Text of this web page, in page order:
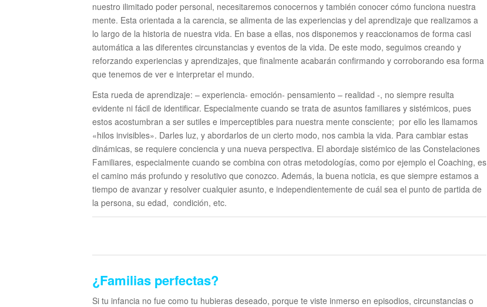
nuestro ilimitado poder personal, necesitaremos conocernos y también conocer cómo funciona nuestra
mente. Esta orientada a la carencia, se alimenta de las experiencias y del aprendizaje que realizamos a
lo largo de la historia de nuestra vida. En base a ellas, nos disponemos y reaccionamos de forma casi
automática a las diferentes circunstancias y eventos de la vida. De este modo, seguimos creando y
reforzando experiencias y aprendizajes, que finalmente acabarán confirmando y corroborando esa forma
que tenemos de ver e interpretar el mundo.
Esta rueda de aprendizaje: – experiencia- emoción- pensamiento – realidad -, no siempre resulta
evidente ni fácil de identificar. Especialmente cuando se trata de asuntos familiares y sistémicos, pues
estos acostumbran a ser sutiles e imperceptibles para nuestra mente consciente; por ello les llamamos
«hilos invisibles». Darles luz, y abordarlos de un cierto modo, nos cambia la vida. Para cambiar estas
dinámicas, se requiere conciencia y una nueva perspectiva. El abordaje sistémico de las Constelaciones
Familiares, especialmente cuando se combina con otras metodologías, como por ejemplo el Coaching, es
el camino más profundo y resolutivo que conozco. Además, la buena noticia, es que siempre estamos a
tiempo de avanzar y resolver cualquier asunto, e independientemente de cuál sea el punto de partida de
la persona, su edad, condición, etc.
¿Familias perfectas?
Si tu infancia no fue como tu hubieras deseado, porque te viste inmerso en episodios, circunstancias o